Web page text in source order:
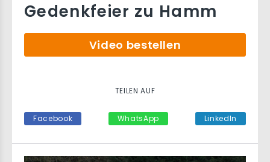
Gedenkfeier zu Hamm
Video bestellen
TEILEN AUF
Facebook WhatsApp LinkedIn